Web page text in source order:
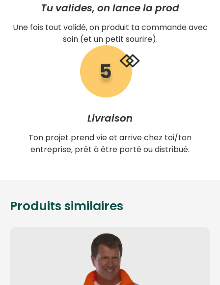
Tu valides, on lance la prod
Une fois tout validé, on produit ta commande avec
soin (et un petit sourire).
Livraison
Ton projet prend vie et arrive chez toi/ton
entreprise, prêt à être porté ou distribué.
Produits similaires